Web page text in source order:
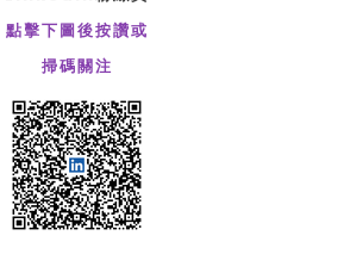
點擊下圖後按讚或
​掃碼關注